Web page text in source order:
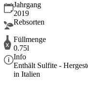
Jahrgang
2019
Rebsorten
Füllmenge
0.75l
Info
Enthält Sulfite -
in Italien